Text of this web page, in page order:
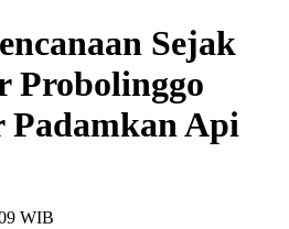
Sejak
Probolinggo
Api
WIB